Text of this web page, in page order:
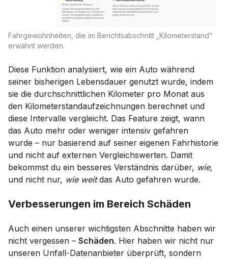
Fahrgewohnheiten, die im Berichtsabschnitt „Kilometerstand“
erwähnt werden.
Diese Funktion analysiert, wie ein Auto während
seiner bisherigen Lebensdauer genutzt wurde, indem
sie die durchschnittlichen Kilometer pro Monat aus
den Kilometerstandaufzeichnungen berechnet und
diese Intervalle vergleicht. Das Feature zeigt, wann
das Auto mehr oder weniger intensiv gefahren
wurde – nur basierend auf seiner eigenen Fahrhistorie
und nicht auf externen Vergleichswerten. Damit
bekommst du ein besseres Verständnis darüber, wie,
und nicht nur, wie weitdas Auto gefahren wurde.
Verbesserungen im Bereich Schäden
Auch einen unserer wichtigsten Abschnitte haben wir
nicht vergessen – Schäden. Hier haben wir nicht nur
unseren Unfall-Datenanbieter überprüft, sondern